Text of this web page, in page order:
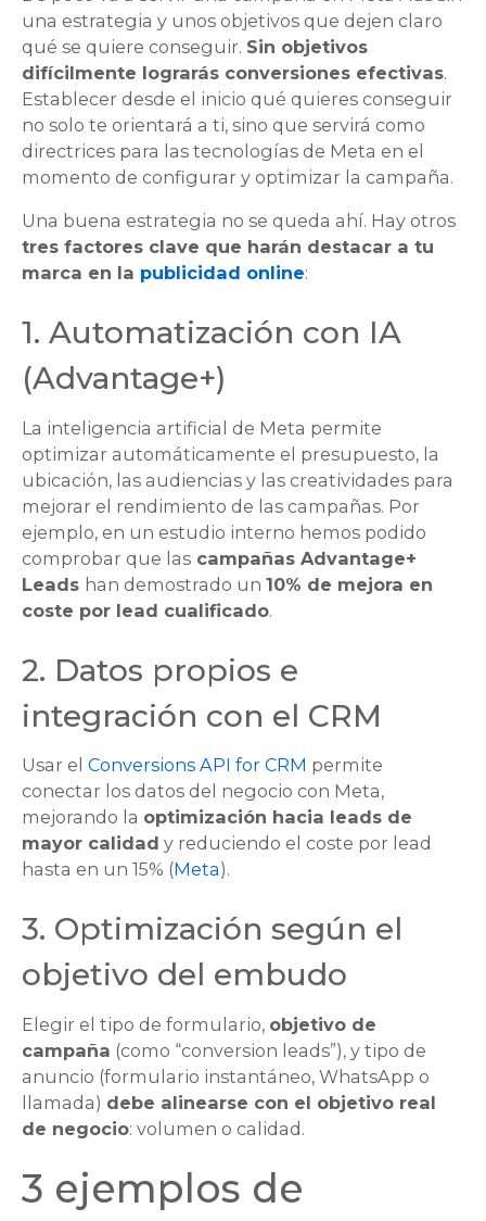
una estrategia y unos objetivos que dejen claro
qué se quiere conseguir. Sin objetivos
difícilmente lograrás conversiones efectivas.
Establecer desde el inicio qué quieres conseguir
no solo te orientará a ti, sino que servirá como
directrices para las tecnologías de Meta en el
momento de configurar y optimizar la campaña.
Una buena estrategia no se queda ahí. Hay otros
tres factores clave que harán destacar a tu
marca en la publicidad online:
1. Automatización con IA
(Advantage+)
La inteligencia artificial de Meta permite
optimizar automáticamente el presupuesto, la
ubicación, las audiencias y las creatividades para
mejorar el rendimiento de las campañas. Por
ejemplo, en un estudio interno hemos podido
comprobar que las campañas Advantage+
Leads han demostrado un 10% de mejora en
coste por lead cualificado.
2. Datos propios e
integración con el CRM
Usar el Conversions API for CRM permite
conectar los datos del negocio con Meta,
mejorando la optimización hacia leads de
mayor calidad y reduciendo el coste por lead
hasta en un 15% (Meta).
3. Optimización según el
objetivo del embudo
Elegir el tipo de formulario, objetivo de
campaña (como “conversion leads”), y tipo de
anuncio (formulario instantáneo, WhatsApp o
llamada) debe alinearse con el objetivo real
de negocio: volumen o calidad.
3 ejemplos de